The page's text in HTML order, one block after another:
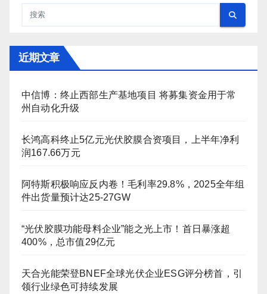
近期文章
中信博：终止西部生产基地项目 将募集资金用于常
州自动化升级
长鸿高科终止5亿元光伏胶膜合资项目，上半年净利
润167.66万元
阿特斯积极响应反内卷！毛利率29.8%，2025全年组
件出货量预计达25-27GW
“光伏胶膜功能母料企业”能之光上市！首日暴涨超
400%，总市值29亿元
天合光能荣登BNEF全球光伏企业ESG评分榜首，引
领行业绿色可持续发展